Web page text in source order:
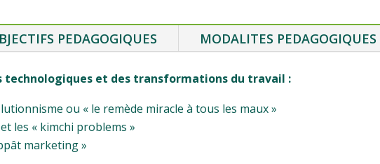
PEDAGOGIQUES MODALITES PEDAGOGIQUES
technologiques et des transformations du travail :
ou « le remède miracle à tous les maux »
les « kimchi problems »
marketing »